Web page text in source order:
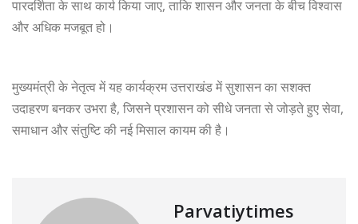
पारदर्शिता के साथ कार्य किया जाए, ताकि शासन और जनता के बीच विश्वास
और अधिक मजबूत हो।
मुख्यमंत्री के नेतृत्व में यह कार्यक्रम उत्तराखंड में सुशासन का सशक्त
उदाहरण बनकर उभरा है, जिसने प्रशासन को सीधे जनता से जोड़ते हुए सेवा,
समाधान और संतुष्टि की नई मिसाल कायम की है।
Parvatiytimes